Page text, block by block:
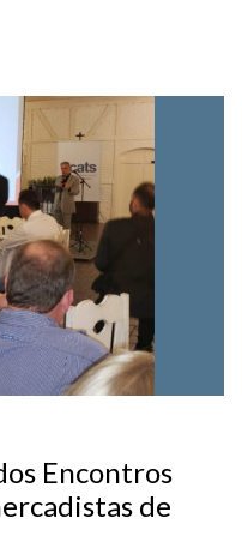
Encontros
de